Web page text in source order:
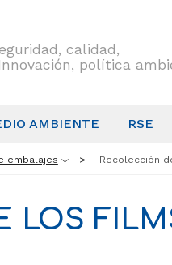
calidad,
política
AMBIENTE RSE
embalajes Recolección
LOS